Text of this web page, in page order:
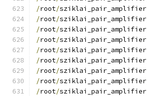
/root/sziklai_pair_amplifier
/root/sziklai_pair_amplifier
/root/sziklai_pair_amplifier
/root/sziklai_pair_amplifier
/root/sziklai_pair_amplifier
/root/sziklai_pair_amplifier
/root/sziklai_pair_amplifier
/root/sziklai_pair_amplifier
/root/sziklai_pair_amplifier